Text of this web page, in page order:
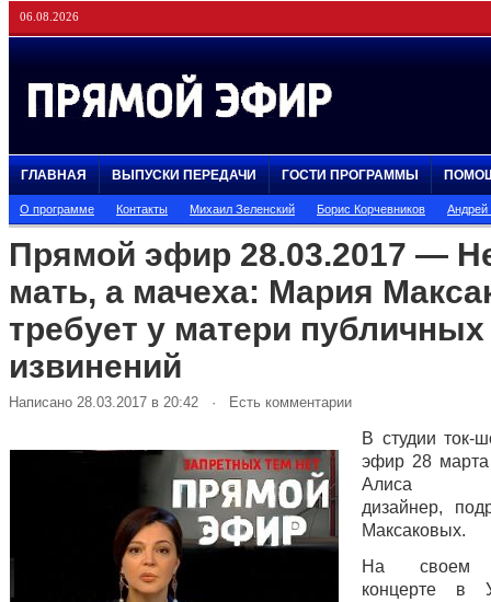
06.08.2026
ГЛАВНАЯ ВЫПУСКИ ПЕРЕДАЧИ ГОСТИ ПРОГРАММЫ
О программе Контакты Михаил Зеленский Борис Корчевников
Прямой эфир 28.03.2017 —
мать, а мачеха: Мария
требует у матери публичных
извинений
Написано 28.03.2017 в 20:42 · Есть комментарии
В студии ток-
эфир 28
Алиса
дизайнер,
Максаковых.
На своем
концерте в